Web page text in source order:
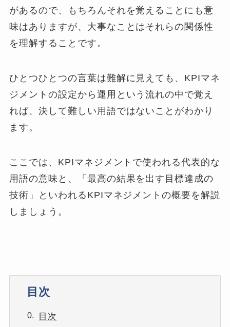
があるので、もちろんそれを覚えることにも意
味はありますが、大事なことはそれらの関係性
を理解することです。
ひとつひとつの言葉は難解に見えても、KPIマネ
ジメントの設定から運用という流れの中で覚え
れば、決して難しい用語ではないことがわかり
ます。
ここでは、KPIマネジメントで使われる代表的な
用語の意味と、「最高の結果を出す目標達成の
技術」といわれるKPIマネジメントの概要を解説
しましょう。
目次
目次